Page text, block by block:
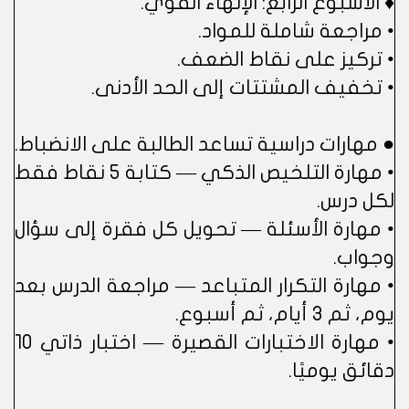
• مراجعة شاملة للمواد.
• تركيز على نقاط الضعف.
• تخفيف المشتتات إلى الحد الأدنى.
● مهارات دراسية تساعد الطالبة على الانضباط.
• مهارة التلخيص الذكي — كتابة 5 نقاط فقط
لكل درس.
• مهارة الأسئلة — تحويل كل فقرة إلى سؤال
وجواب.
• مهارة التكرار المتباعد — مراجعة الدرس بعد
يوم، ثم 3 أيام، ثم أسبوع.
• مهارة الاختبارات القصيرة — اختبار ذاتي 10
دقائق يوميًا.